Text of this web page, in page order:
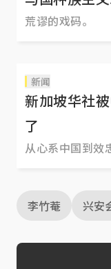
荒谬的戏码。
新闻
新加坡华社
了
从心系中国到效
李竹菴 兴安